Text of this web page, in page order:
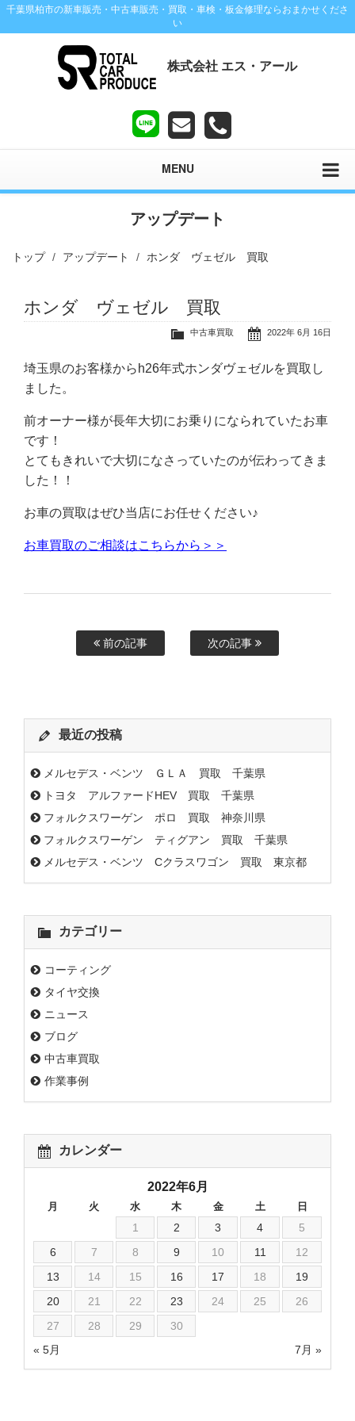
千葉県柏市の新車販売・中古車販売・買取・車検・板金修理ならおまかせくださ
い
株式会社 エス・アール
MENU
アップデート
トップ アップデート ホンダ ヴェゼル 買取
ホンダ ヴェゼル 買取
2022年 6月 16日
中古車買取
埼玉県のお客様からh26年式ホンダヴェゼルを買取し
ました。
前オーナー様が長年大切にお乗りになられていたお車
です！
とてもきれいで大切になさっていたのが伝わってきま
した！！
お車の買取はぜひ当店にお任せください♪
お車買取のご相談はこちらから＞＞
前の記事 次の記事
最近の投稿
メルセデス・ベンツ ＧＬＡ 買取 千葉県
トヨタ アルファードHEV 買取 千葉県
フォルクスワーゲン ポロ 買取 神奈川県
フォルクスワーゲン ティグアン 買取 千葉県
メルセデス・ベンツ Cクラスワゴン 買取 東京都
カテゴリー
コーティング
タイヤ交換
ニュース
ブログ
中古車買取
作業事例
カレンダー
2022年6月
月 火 水 木 金 土 日
« 5月 7月 »
1 2 3 4
5
6
7 8 9 10 11
12
13
14 15 16 17 18
19
20
21 22 23 24 25
26
27
28 29 30